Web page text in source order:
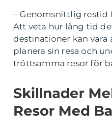
– Genomsnittlig restid
Att veta hur lång tid
destinationer kan vara
planera sin resa och
tröttsamma resor för
Skillnader
Resor Med